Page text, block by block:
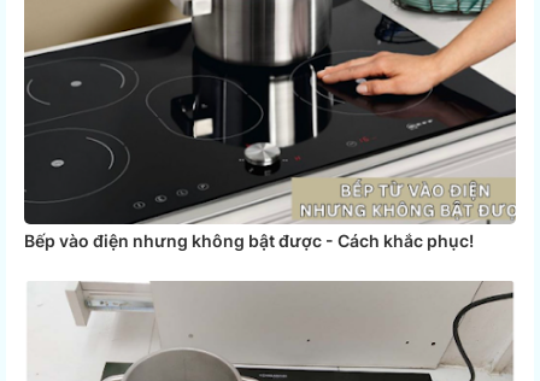
Bếp vào điện nhưng không bật được - Cách khắc phục!